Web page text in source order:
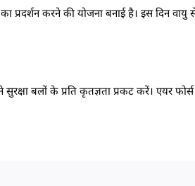
करने की योजना बनाई है। इस दिन वायु
बलों के प्रति कृतज्ञता प्रकट करें। एयर